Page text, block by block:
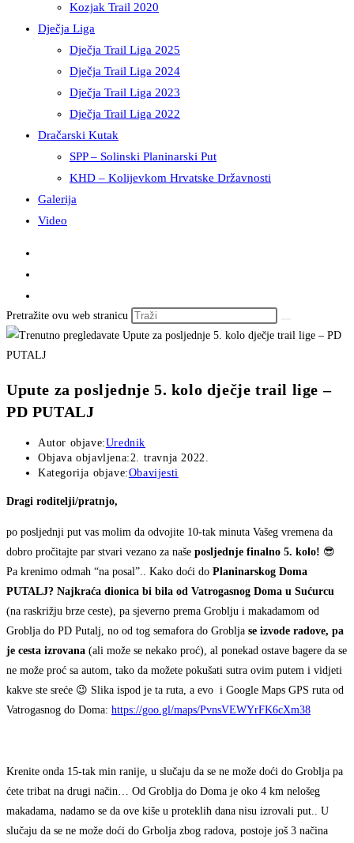
Kozjak Trail 2020
Dječja Liga
Dječja Trail Liga 2025
Dječja Trail Liga 2024
Dječja Trail Liga 2023
Dječja Trail Liga 2022
Dračarski Kutak
SPP – Solinski Planinarski Put
KHD – Kolijevkom Hrvatske Državnosti
Galerija
Video
Pretražite ovu web stranicu
Upute za posljednje 5. kolo dječje trail lige –
PD PUTALJ
Autor objave:Urednik
Objava objavljena:2. travnja 2022.
Kategorija objave:Obavijesti
Dragi roditelji/pratnjo,
po posljednji put vas molim da odvojite 10-tak minuta Vašeg vremena da
dobro pročitajte par stvari vezano za naše posljednje finalno 5. kolo! 😎
Pa krenimo odmah “na posal”.. Kako doći do Planinarskog Doma
PUTALJ? Najkraća dionica bi bila od Vatrogasnog Doma u Sućurcu
(na raskrižju brze ceste), pa sjeverno prema Groblju i makadamom od
Groblja do PD Putalj, no od tog semafora do Groblja se izvode radove, pa
je cesta izrovana (ali može se nekako proć), al ponekad ostave bagere da se
ne može proć sa autom, tako da možete pokušati sutra ovim putem i vidjeti
kakve ste sreće 😉 Slika ispod je ta ruta, a evo i Google Maps GPS ruta od
Vatrogasnog do Doma: https://goo.gl/maps/PvnsVEWYrFK6cXm38
Krenite onda 15-tak min ranije, u slučaju da se ne može doći do Groblja pa
ćete tribat na drugi način… Od Groblja do Doma je oko 4 km nelošeg
makadama, nadamo se da ove kiše u proteklih dana nisu izrovali put.. U
slučaju da se ne može doći do Grbolja zbog radova, postoje još 3 načina